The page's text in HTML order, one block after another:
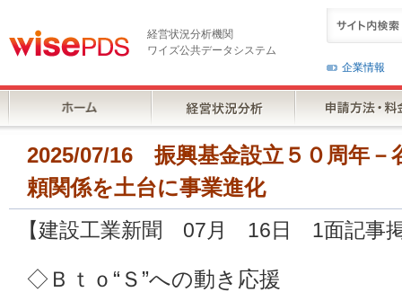
経営状況分析機関
ワイズ公共データシステム
企業情報
2025/07/16 振興基金設立５０周年－
頼関係を土台に事業進化
【建設工業新聞 07月 16日 1面記事
◇Ｂｔｏ“Ｓ”への動き応援